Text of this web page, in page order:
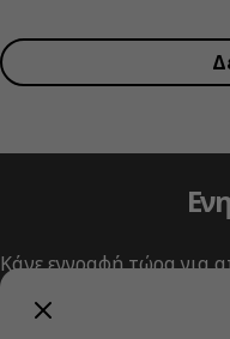
Κάνε εγγραφή τώρα για
κόσμο της Coca‑Cola!